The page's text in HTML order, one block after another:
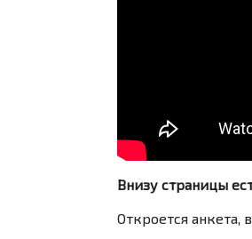
Внизу страницы
Откроется анкета,